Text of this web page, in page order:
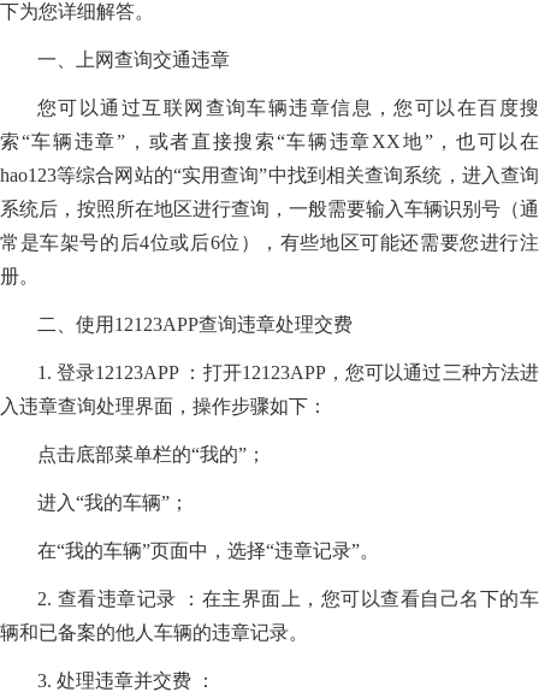
下为您详细解答。
一、上网查询交通违章
您可以通过互联网查询车辆违章信息，您可以在百度搜
索“车辆违章”，或者直接搜索“车辆违章XX地”，也可以在
hao123等综合网站的“实用查询”中找到相关查询系统，进入查询
系统后，按照所在地区进行查询，一般需要输入车辆识别号（通
常是车架号的后4位或后6位），有些地区可能还需要您进行注
册。
二、使用12123APP查询违章处理交费
1. 登录12123APP ：打开12123APP，您可以通过三种方法进
入违章查询处理界面，操作步骤如下：
点击底部菜单栏的“我的”；
进入“我的车辆”；
在“我的车辆”页面中，选择“违章记录”。
2. 查看违章记录 ：在主界面上，您可以查看自己名下的车
辆和已备案的他人车辆的违章记录。
3. 处理违章并交费 ：